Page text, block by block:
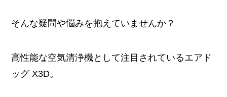
そんな疑問や悩みを抱えていませんか？
高性能な空気清浄機として注目されているエアド
ッグ X3D。